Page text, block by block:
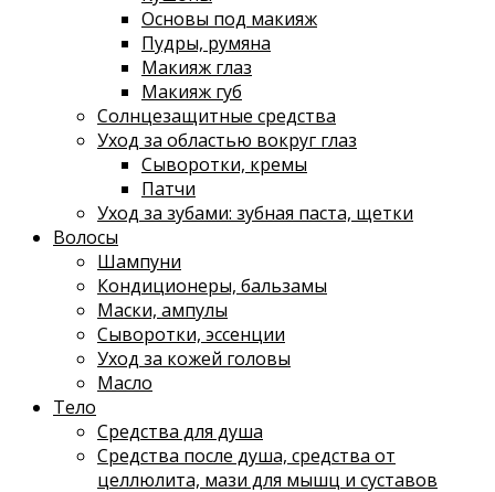
Основы под макияж
Пудры, румяна
Макияж глаз
Макияж губ
Солнцезащитные средства
Уход за областью вокруг глаз
Сыворотки, кремы
Патчи
Уход за зубами: зубная паста, щетки
Волосы
Шампуни
Кондиционеры, бальзамы
Маски, ампулы
Сыворотки, эссенции
Уход за кожей головы
Масло
Тело
Средства для душа
Средства после душа, средства от
целлюлита, мази для мышц и суставов